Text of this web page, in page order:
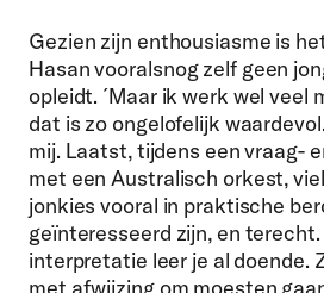
Gezien zijn enthousiasme is
Hasan vooralsnog zelf geen
opleidt. ´Maar ik werk wel veel
dat is zo ongelofelijk
mij. Laatst, tijdens een vraag-
met een Australisch orkest,
jonkies vooral in praktische
geïnteresseerd zijn, en
interpretatie leer je al doende.